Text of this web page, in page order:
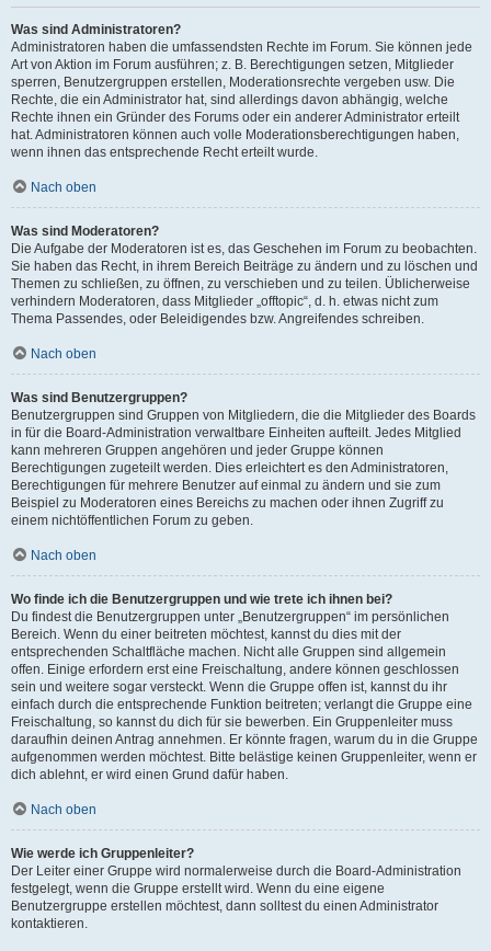
Was sind Administratoren?
Administratoren haben die umfassendsten Rechte im Forum. Sie können jede
Art von Aktion im Forum ausführen; z. B. Berechtigungen setzen, Mitglieder
sperren, Benutzergruppen erstellen, Moderationsrechte vergeben usw. Die
Rechte, die ein Administrator hat, sind allerdings davon abhängig, welche
Rechte ihnen ein Gründer des Forums oder ein anderer Administrator erteilt
hat. Administratoren können auch volle Moderationsberechtigungen haben,
wenn ihnen das entsprechende Recht erteilt wurde.
Nach oben
Was sind Moderatoren?
Die Aufgabe der Moderatoren ist es, das Geschehen im Forum zu beobachten.
Sie haben das Recht, in ihrem Bereich Beiträge zu ändern und zu löschen und
Themen zu schließen, zu öffnen, zu verschieben und zu teilen. Üblicherweise
verhindern Moderatoren, dass Mitglieder „offtopic“, d. h. etwas nicht zum
Thema Passendes, oder Beleidigendes bzw. Angreifendes schreiben.
Nach oben
Was sind Benutzergruppen?
Benutzergruppen sind Gruppen von Mitgliedern, die die Mitglieder des Boards
in für die Board-Administration verwaltbare Einheiten aufteilt. Jedes Mitglied
kann mehreren Gruppen angehören und jeder Gruppe können
Berechtigungen zugeteilt werden. Dies erleichtert es den Administratoren,
Berechtigungen für mehrere Benutzer auf einmal zu ändern und sie zum
Beispiel zu Moderatoren eines Bereichs zu machen oder ihnen Zugriff zu
einem nichtöffentlichen Forum zu geben.
Nach oben
Wo finde ich die Benutzergruppen und wie trete ich ihnen bei?
Du findest die Benutzergruppen unter „Benutzergruppen“ im persönlichen
Bereich. Wenn du einer beitreten möchtest, kannst du dies mit der
entsprechenden Schaltfläche machen. Nicht alle Gruppen sind allgemein
offen. Einige erfordern erst eine Freischaltung, andere können geschlossen
sein und weitere sogar versteckt. Wenn die Gruppe offen ist, kannst du ihr
einfach durch die entsprechende Funktion beitreten; verlangt die Gruppe eine
Freischaltung, so kannst du dich für sie bewerben. Ein Gruppenleiter muss
daraufhin deinen Antrag annehmen. Er könnte fragen, warum du in die Gruppe
aufgenommen werden möchtest. Bitte belästige keinen Gruppenleiter, wenn er
dich ablehnt, er wird einen Grund dafür haben.
Nach oben
Wie werde ich Gruppenleiter?
Der Leiter einer Gruppe wird normalerweise durch die Board-Administration
festgelegt, wenn die Gruppe erstellt wird. Wenn du eine eigene
Benutzergruppe erstellen möchtest, dann solltest du einen Administrator
kontaktieren.